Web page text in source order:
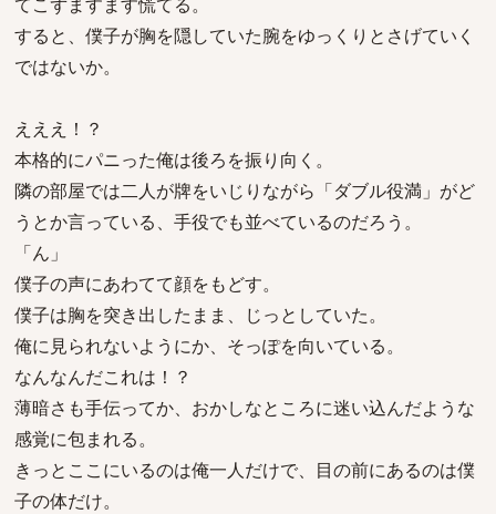
すると、僕子が胸を隠していた腕をゆっくりとさげていく
ではないか。
えええ！？
本格的にパニった俺は後ろを振り向く。
隣の部屋では二人が牌をいじりながら「ダブル役満」がど
うとか言っている、手役でも並べているのだろう。
「ん」
僕子の声にあわてて顔をもどす。
僕子は胸を突き出したまま、じっとしていた。
俺に見られないようにか、そっぽを向いている。
なんなんだこれは！？
薄暗さも手伝ってか、おかしなところに迷い込んだような
感覚に包まれる。
きっとここにいるのは俺一人だけで、目の前にあるのは僕
子の体だけ。